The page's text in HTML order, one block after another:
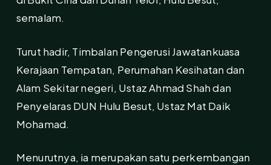
semalam.
Turut hadir, Timbalan Pengerusi Jawatankuasa
Kerajaan Tempatan, Perumahan Kesihatan dan
Alam Sekitar negeri, Ustaz Ahmad Shah dan
Penyelaras DUN Hulu Besut, Ustaz Mat Daik
Mohamad.
Menurutnya, ia merupakan satu perkembangan